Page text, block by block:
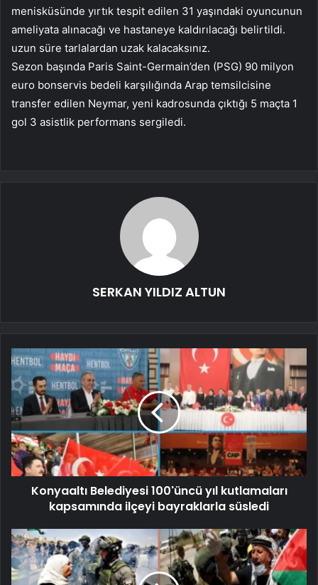
menisküsünde yırtık tespit edilen 31 yaşındaki oyuncunun
ameliyata alınacağı ve hastaneye kaldırılacağı belirtildi.
uzun süre tarlalardan uzak kalacaksınız.
Sezon başında Paris Saint-Germain’den (PSG) 90 milyon
euro bonservis bedeli karşılığında Arap temsilcisine
transfer edilen Neymar, yeni kadrosunda çıktığı 5 maçta 1
gol 3 asistlik performans sergiledi.
SERKAN YILDIZ ALTUN
Konyaaltı Belediyesi 100'üncü yıl kutlamaları
kapsamında ilçeyi bayraklarla süsledi